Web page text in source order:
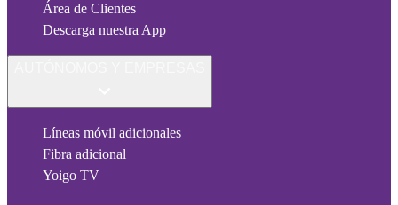
Área de Clientes
Descarga nuestra App
Líneas móvil adicionales
Fibra adicional
Yoigo TV